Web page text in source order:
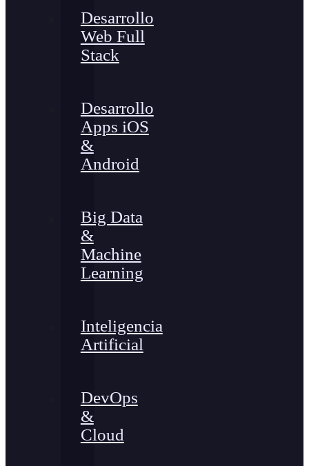
Desarrollo
Web Full
Stack
Desarrollo
Apps iOS
&
Android
Big Data
&
Machine
Learning
Inteligencia
Artificial
DevOps
&
Cloud